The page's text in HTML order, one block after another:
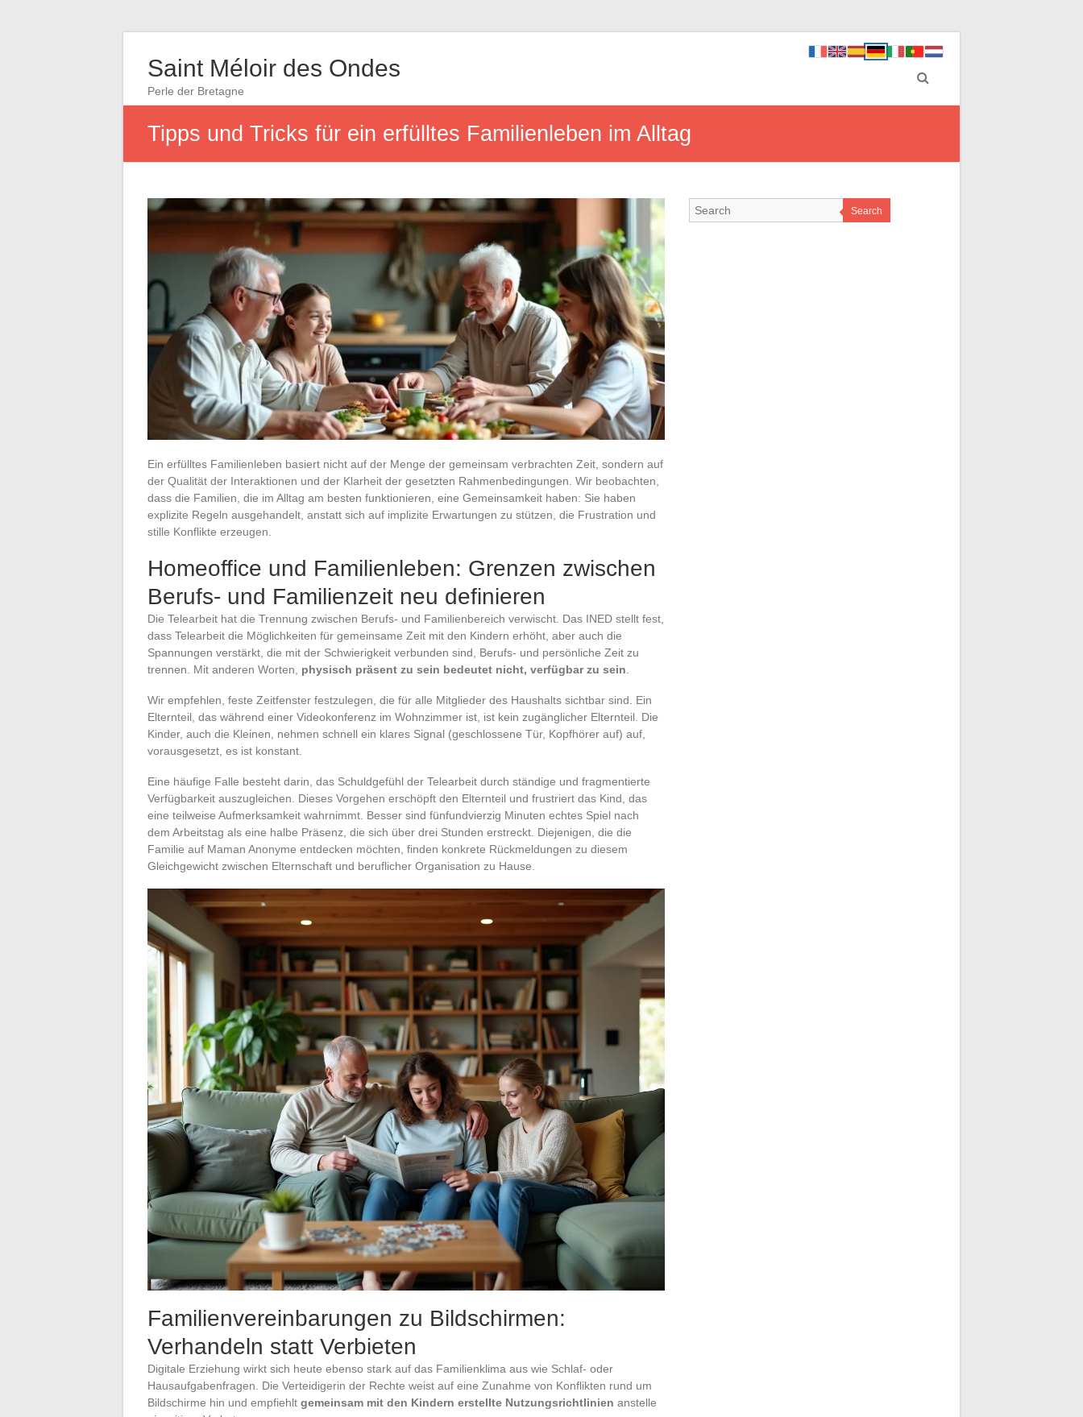
Saint Méloir des Ondes
Perle der Bretagne
Tipps und Tricks für ein erfülltes Familienleben im Alltag
Ein erfülltes Familienleben basiert nicht auf der Menge der gemeinsam verbrachten Zeit, sondern auf
der Qualität der Interaktionen und der Klarheit der gesetzten Rahmenbedingungen. Wir beobachten,
dass die Familien, die im Alltag am besten funktionieren, eine Gemeinsamkeit haben: Sie haben
explizite Regeln ausgehandelt, anstatt sich auf implizite Erwartungen zu stützen, die Frustration und
stille Konflikte erzeugen.
Homeoffice und Familienleben: Grenzen zwischen
Berufs- und Familienzeit neu definieren
Die Telearbeit hat die Trennung zwischen Berufs- und Familienbereich verwischt. Das INED stellt fest,
dass Telearbeit die Möglichkeiten für gemeinsame Zeit mit den Kindern erhöht, aber auch die
Spannungen verstärkt, die mit der Schwierigkeit verbunden sind, Berufs- und persönliche Zeit zu
trennen. Mit anderen Worten, physisch präsent zu sein bedeutet nicht, verfügbar zu sein
Wir empfehlen, feste Zeitfenster festzulegen, die für alle Mitglieder des Haushalts sichtbar sind. Ein
Elternteil, das während einer Videokonferenz im Wohnzimmer ist, ist kein zugänglicher Elternteil. Die
Kinder, auch die Kleinen, nehmen schnell ein klares Signal (geschlossene Tür, Kopfhörer auf) auf,
vorausgesetzt, es ist konstant.
Eine häufige Falle besteht darin, das Schuldgefühl der Telearbeit durch ständige und fragmentierte
Verfügbarkeit auszugleichen. Dieses Vorgehen erschöpft den Elternteil und frustriert das Kind, das
eine teilweise Aufmerksamkeit wahrnimmt. Besser sind fünfundvierzig Minuten echtes Spiel nach
dem Arbeitstag als eine halbe Präsenz, die sich über drei Stunden erstreckt. Diejenigen, die die
Familie auf Maman Anonyme entdecken möchten, finden konkrete Rückmeldungen zu diesem
Gleichgewicht zwischen Elternschaft und beruflicher Organisation zu Hause.
Familienvereinbarungen zu Bildschirmen:
Verhandeln statt Verbieten
Digitale Erziehung wirkt sich heute ebenso stark auf das Familienklima aus wie Schlaf- oder
Hausaufgabenfragen. Die Verteidigerin der Rechte weist auf eine Zunahme von Konflikten rund um
Bildschirme hin und empfiehlt gemeinsam mit den Kindern erstellte Nutzungsrichtlinien anstelle
Search